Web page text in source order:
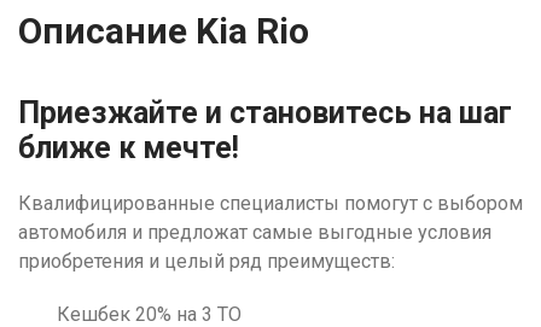
Описание Kia Rio
Приезжайте и становитесь на шаг
ближе к мечте!
Квалифицированные специалисты помогут с выбором
автомобиля и предложат самые выгодные условия
приобретения и целый ряд преимуществ:
Кешбек 20% на 3 ТО